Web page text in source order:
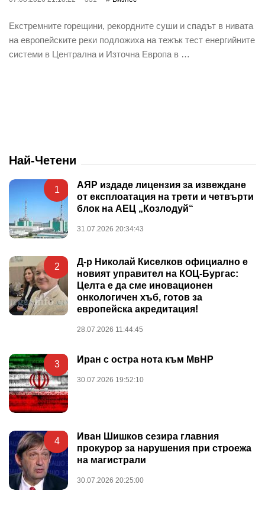
Екстремните горещини, рекордните суши и спадът в нивата
на европейските реки подложиха на тежък тест енергийните
системи в Централна и Източна Европа в …
Най-Четени
1
АЯР издаде лицензия за извеждане
от експлоатация на трети и четвърти
блок на АЕЦ „Козлодуй“
31.07.2026 20:34:43
2
Д-р Николай Киселков официално е
новият управител на КОЦ-Бургас:
Целта е да сме иновационен
онкологичен хъб, готов за
европейска акредитация!
28.07.2026 11:44:45
3 Иран с остра нота към МвНР
30.07.2026 19:52:10
4
Иван Шишков сезира главния
прокурор за нарушения при строежа
на магистрали
30.07.2026 20:25:00